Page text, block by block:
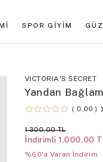
SPOR GİYİM
VICTORIA'S SECRET
Yandan
0,00
1.300,00 TL
İndirimli 1.000,00
%60'a Varan İndirim